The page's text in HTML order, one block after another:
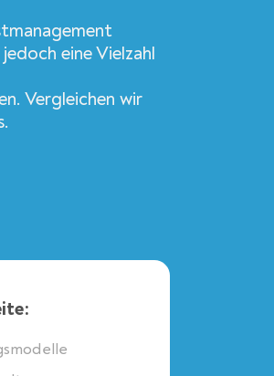
eine Vielzahl
Vergleichen wir